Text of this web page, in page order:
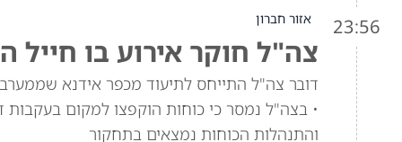
23:56 אזור חברון
צה"ל חוקר אירוע בו חייל
דובר צה"ל התייחס לתיעוד מכפר אידנא
• בצה"ל נמסר כי כוחות הוקפצו למקום בעקבות
והתנהלות הכוחות נמצאים בתחקור